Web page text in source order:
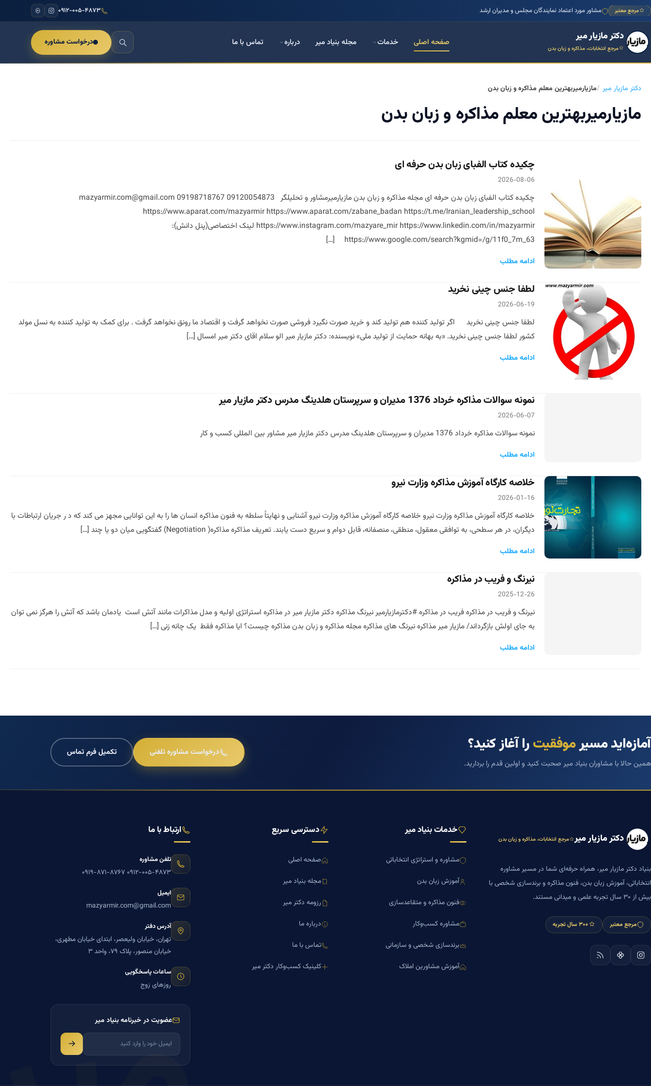
مرجع معتبر مشاور مورد اعتماد نمایندگان مجلس و مدیران ارشد ۰۹۱۲-۰۰۵-۴۸۷۳
دکتر مازیار میر
مرجع انتخابات، مذاکره و زبان بدن
صفحه اصلی خدمات مجله بنیاد میر درباره تماس با ما درخواست مشاوره
دکتر مازیار میر مازیارمیربهترین معلم مذاکره و زبان بدن
مازیارمیربهترین معلم مذاکره و زبان بدن
چکیده کتاب الفبای زبان بدن حرفه ای
2026-08-06
چکیده کتاب الفبای زبان بدن حرفه ای مجله مذاکره و زبان بدن مازیارمیرمشاور و تحلیلگر 09120054873 09198718767 mazyarmir.com@gmail.com
https://www.aparat.com/mazyarmir https://www.aparat.com/zabane_badan https://t.me/Iranian_leadership_school
https://www.instagram.com/mazyare_mir https://www.linkedin.com/in/mazyarmir لینک اختصاصی(پنل دانش):
https://www.google.com/search?kgmid=/g/11f0_7m_63 […]
ادامه مطلب
لطفا جنس چینی نخرید
2026-06-19
لطفا جنس چینی نخرید اگر تولید کننده هم تولید کند و خرید صورت نگیرد فروشی صورت نخواهد گرفت و اقتصاد ما رونق نخواهد گرفت . برای کمک به تولید کننده به نسل مولد
کشور لطفا جنس چینی نخرید. «به بهانه حمایت از تولید ملی» نویسنده: دکتر مازیار میر الو سلام اقای دکتر میر امسال […]
ادامه مطلب
نمونه سوالات مذاکره خرداد 1376 مدیران و سرپرستان هلدینگ مدرس دکتر مازیار میر
2026-06-07
نمونه سوالات مذاکره خرداد 1376 مدیران و سرپرستان هلدینگ مدرس دکتر مازیار میر مشاور بین المللی کسب و کار
ادامه مطلب
خلاصه کارگاه آموزش مذاکره وزارت نیرو
2026-01-16
خلاصه کارگاه آموزش مذاکره وزارت نیرو خلاصه کارگاه آموزش مذاکره وزارت نیرو آشنایی و نهایتاً سلطه به فنون مذاکره انسان ها را به این توانایی مجهز می کند که د ر جریان ارتباطات با
دیگران، در هر سطحی، به توافقی معقول، منطقی، منصفانه، قابل دوام و سریع دست یابند. تعریف مذاکره مذاکره( Negotiation) گفتگویی میان دو یا چند […]
ادامه مطلب
نیرنگ و فریب در مذاکره
2025-12-26
نیرنگ و فریب در مذاکره فریب در مذاکره #دکترمازیارمیر نیرنگ مذاکره دکتر مازیار میر در مذاکره استراتژی اولیه و مدل مذاکرات مانند آتش است یادمان باشد که آتش را هرگز نمی توان
به جای اولش بازگرداند/ مازیار میر مذاکره نیرنگ های مذاکره مجله مذاکره و زبان بدن مذاکره چیست؟ ایا مذاکره فقط یک چانه زنی […]
ادامه مطلب
آمازه‌اید مسیرموفقیترا آغاز کنید؟
همین حالا با مشاوران بنیاد میر صحبت کنید و اولین قدم را بردارید.
درخواست مشاوره تلفنی تکمیل فرم تماس
دکتر مازیار میر مرجع انتخابات، مذاکره و زبان بدن
بنیاد دکتر مازیار میر، همراه حرفه‌ای شما در مسیر مشاوره
انتخاباتی، آموزش زبان بدن، فنون مذاکره و برندسازی شخصی با
بیش از ۳۰ سال تجربه علمی و میدانی مستند.
مرجع معتبر +۳۰ سال تجربه
خدمات بنیاد میر
مشاوره و استراتژی انتخاباتی
آموزش زبان بدن
فنون مذاکره و متقاعدسازی
مشاوره کسب‌وکار
برندسازی شخصی و سازمانی
آموزش مشاورین املاک
دسترسی سریع
صفحه اصلی
مجله بنیاد میر
رزومه دکتر میر
درباره ما
تماس با ما
کلینیک کسب‌وکار دکتر میر
ارتباط با ما
تلفن مشاوره
۰۹۱۲-۰۰۵-۴۸۷۳ ۰۹۱۹-۸۷۱-۸۷۶۷
ایمیل
mazyarmir.com@gmail.com
آدرس دفتر
تهران، خیابان ولیعصر، ابتدای خیابان مطهری،
خیابان منصور، پلاک ۷۹، واحد ۳
ساعات پاسخگویی
روزهای زوج
عضویت در خبرنامه بنیاد میر